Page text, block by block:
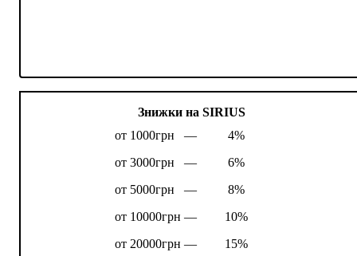
Знижки на SIRIUS
от 1000грн —
4%
от 3000грн —
6%
от 5000грн —
8%
от 10000грн —
10%
от 20000грн —
15%